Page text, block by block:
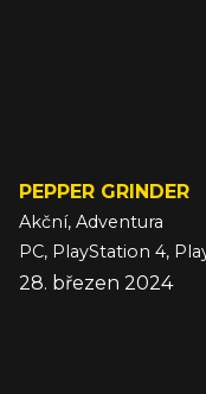
PEPPER GRINDER
Akční, Adventura
28. březen 2024